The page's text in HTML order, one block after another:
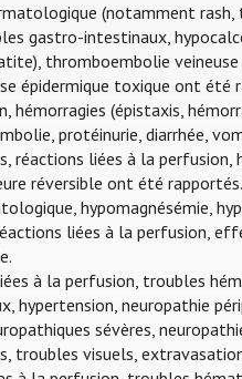
(notamment rash,
gastro-intestinaux,
thromboembolie
épidermique toxique ont été
hémorragies (épistaxis,
protéinurie, diarrhée,
réactions liées à la perfusion,
réversible ont été rapportés.
hypomagnésémie,
liées à la perfusion,
à la perfusion, troubles
hypertension, neuropathie
sévères,
troubles visuels,